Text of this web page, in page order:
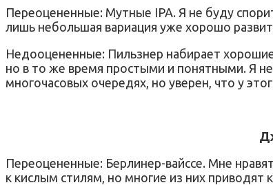
Переоцененные: Мутные IPA. Я не буду
лишь небольшая вариация уже хорошо
Недооцененные: Пильзнер набирает
но в то же время простыми и понятными. Я
многочасовых очередях, но уверен, что у
Переоцененные: Берлинер-вайссе. Мне
к кислым стилям, но многие из них приводят